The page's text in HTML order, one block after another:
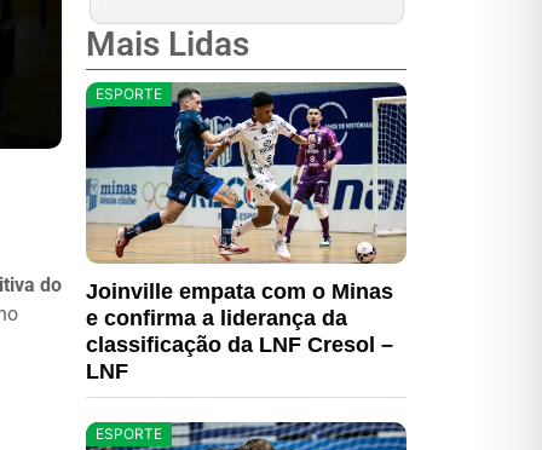
do
Mais Lidas
ESPORTE
Joinville empata com o Minas
e confirma a liderança da
classificação da LNF Cresol –
LNF
ESPORTE